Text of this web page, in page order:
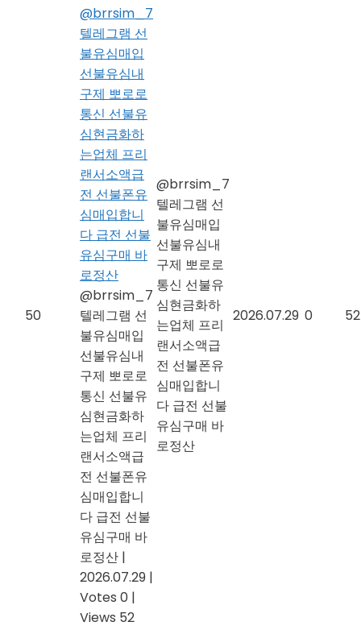
50
@brrsim_7
텔레그램 선
불유심매입
선불유심내
구제 뽀로로
통신 선불유
심현금화하
는업체 프리
랜서소액급
전 선불폰유
심매입합니
다 급전 선불
유심구매 바
로정산
@brrsim_7
텔레그램 선
불유심매입
선불유심내
구제 뽀로로
통신 선불유
심현금화하
는업체 프리
랜서소액급
전 선불폰유
심매입합니
다 급전 선불
유심구매 바
로정산 |
2026.07.29 |
Votes 0 |
Views 52
@brrsim_7
텔레그램 선
불유심매입
선불유심내
구제 뽀로로
통신 선불유
심현금화하
는업체 프리
랜서소액급
전 선불폰유
심매입합니
다 급전 선불
유심구매 바
로정산
2026.07.29 0 52